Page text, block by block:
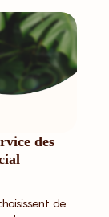
des
de